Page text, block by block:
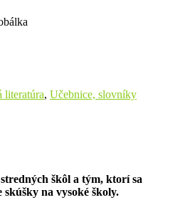
literatúra, Učebnice, slovníky
škôl a tým, ktorí sa
na vysoké školy.